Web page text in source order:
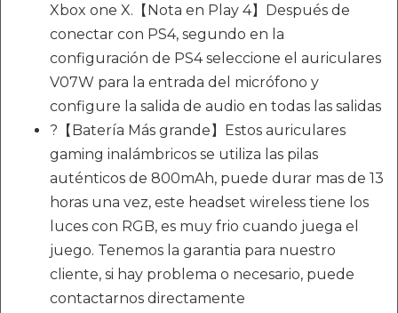
Xbox one X.【Nota en Play 4】Después de
conectar con PS4, segundo en la
configuración de PS4 seleccione el auriculares
V07W para la entrada del micrófono y
configure la salida de audio en todas las salidas
?【Batería Más grande】Estos auriculares
gaming inalámbricos se utiliza las pilas
auténticos de 800mAh, puede durar mas de 13
horas una vez, este headset wireless tiene los
luces con RGB, es muy frio cuando juega el
juego. Tenemos la garantia para nuestro
cliente, si hay problema o necesario, puede
contactarnos directamente